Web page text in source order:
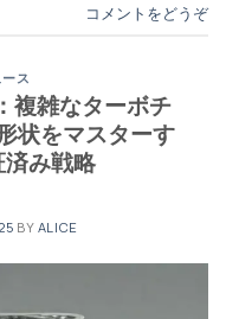
コメントをどうぞ
ス
複雑なターボチ
状をマスターす
済み戦略
BY ALICE